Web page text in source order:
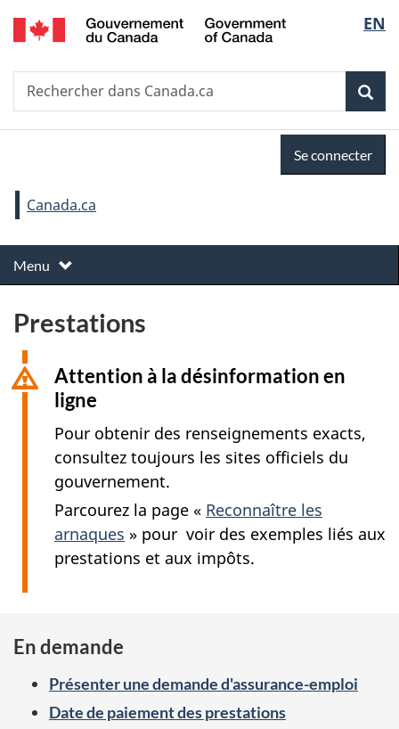
Passer
au
principal
Passer
à
Au
du
gouvernement
Passer
à
version
simplifiée
de
la
EN
Government
Recherche
Rechercher
dans
connecter
Se connecter
Vous
êtes
ici :
Canada.ca
e
u
d
e
Basculer
le
Menu
Prestations
Attention à la désinformation en
ligne
Pour obtenir des renseignements exacts,
consultez toujours les sites officiels du
gouvernement.
Parcourez la page « Reconnaître les
arnaques » pour voir des exemples liés aux
prestations et aux impôts.
En demande
Présenter une demande d'assurance-emploi
Date de paiement des prestations